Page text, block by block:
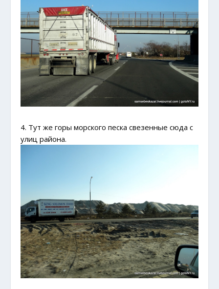
4. Тут же горы морского песка свезенные сюда с
улиц района.